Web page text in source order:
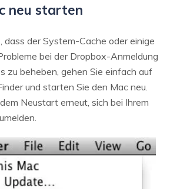
neu starten
dass der System-Cache oder einige
bei der Dropbox-Anmeldung
zu beheben, gehen Sie einfach auf
und starten Sie den Mac neu.
Neustart erneut, sich bei Ihrem
Jetzt online wiederherstellen!